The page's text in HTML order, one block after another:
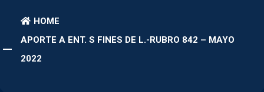
HOME
APORTE A ENT. S FINES DE L.-RUBRO 842 – MAYO
2022